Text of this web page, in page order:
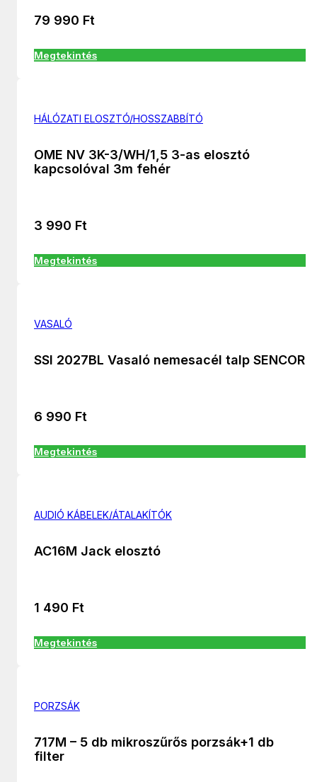
79 990 Ft
Megtekintés
HÁLÓZATI ELOSZTÓ/HOSSZABBÍTÓ
OME NV 3K-3/WH/1,5 3-as elosztó
kapcsolóval 3m fehér
3 990 Ft
Megtekintés
VASALÓ
SSI 2027BL Vasaló nemesacél talp SENCOR
6 990 Ft
Megtekintés
AUDIÓ KÁBELEK/ÁTALAKÍTÓK
AC16M Jack elosztó
1 490 Ft
Megtekintés
PORZSÁK
717M – 5 db mikroszűrős porzsák+1 db
filter